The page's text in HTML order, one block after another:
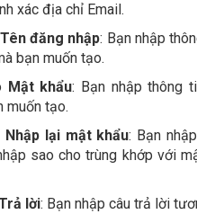
xác địa chỉ Email.
Tên đăng nhập: Bạn nhập
bạn muốn tạo.
Mật khẩu: Bạn nhập thông
muốn tạo.
Nhập lại mật khẩu: Bạn
sao cho trùng khớp với
lời: Bạn nhập câu trả lời